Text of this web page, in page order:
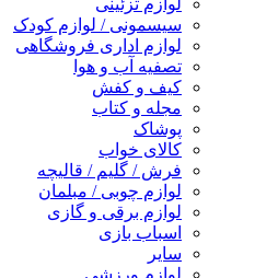
لوازم تزئینی
سیسمونی / لوازم کودک
لوازم اداری فروشگاهی
تصفیه آب و هوا
کیف و کفش
مجله و کتاب
پوشاک
کالای خواب
فرش / گلیم / قالیچه
لوازم چوبی / مبلمان
لوازم برقی و گازی
اسباب بازی
سایر